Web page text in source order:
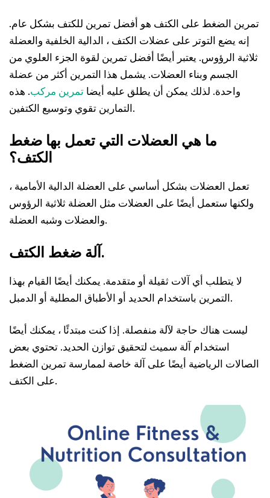
تمرين الضغط على الكتف هو أفضل تمرين للكتف بشكل عام.
إنه يضع التوتر على عضلات الكتف ، الدالية الخلفية والعضلة
ثلاثية الرؤوس. يعتبر أيضًا أفضل تمرين لقوة الجزء العلوي من
الجسم وبناء العضلات. يشمل هذا التمرين أكثر من عضلة
واحدة. لذلك يمكن أن يطلق عليه أيضا تمرين مركب. هذه
التمارين تقوي وتوسيع الكتفين.
ما هي العضلات التي تعمل بها ضغط
الكتف؟
تعمل العضلات بشكل أساسي على العضلة الدالية الأمامية ،
ولكنها ستعمل أيضًا على العضلات مثل العضلة ثلاثية الرؤوس
والعضلات وشبه العضلة.
آلة ضغط الكتف.
لا يتطلب أي آلات ثقيلة أو متقدمة. يمكنك أيضًا القيام بهذا
التمرين باستخدام الحديد أو الأطباق المطلية أو الدمبل.
ليست هناك حاجة لآلة منفصلة. إذا كنت مبتدئًا ، يمكنك أيضًا
استخدام آلة سميث لتحقيق توازن الحديد. تحتوي بعض
الصالات الرياضية أيضًا على آلة خاصة لممارسة تمرين الضغط
على الكتف.